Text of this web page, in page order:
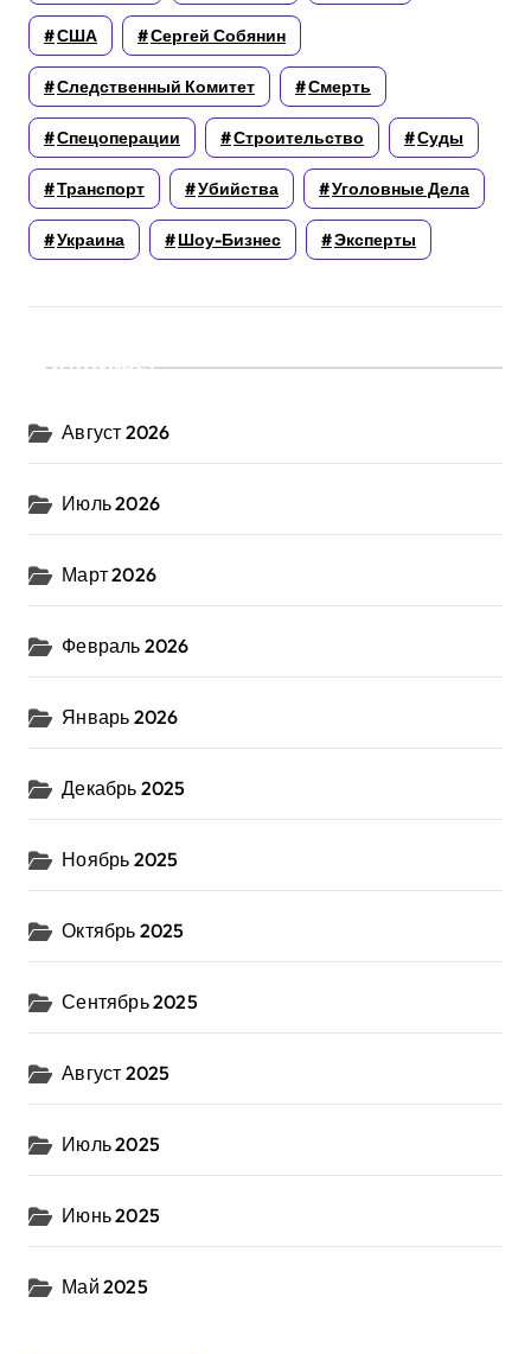
США Сергей Собянин
Следственный Комитет Смерть
Спецоперации Строительство Суды
Транспорт Убийства Уголовные Дела
Украина Шоу-Бизнес Эксперты
Архивы
Август 2026
Июль 2026
Март 2026
Февраль 2026
Январь 2026
Декабрь 2025
Ноябрь 2025
Октябрь 2025
Сентябрь 2025
Август 2025
Июль 2025
Июнь 2025
Май 2025